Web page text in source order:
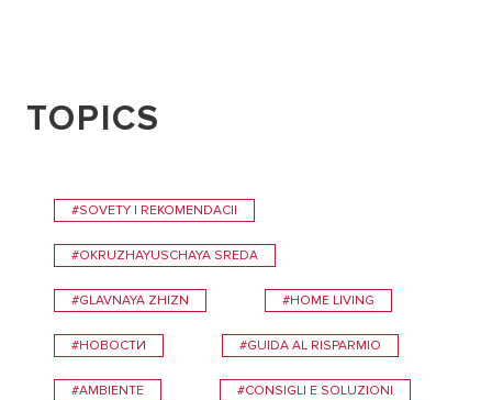
TOPICS
#SOVETY I REKOMENDACII
#OKRUZHAYUSCHAYA SREDA
#GLAVNAYA ZHIZN #HOME LIVING
#НОВОСТИ #GUIDA AL RISPARMIO
#AMBIENTE #CONSIGLI E SOLUZIONI